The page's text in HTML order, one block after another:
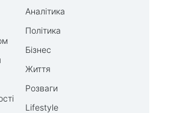
Аналітика
Політика
Бізнес
Життя
Розваги
Lifestyle